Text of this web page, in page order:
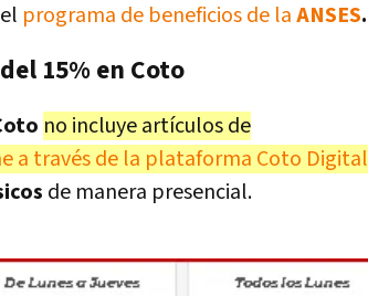
programa de beneficios de laANSES.
15% en Coto
no incluye artículos de
a través de la plataforma Coto Digital
de manera presencial.